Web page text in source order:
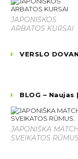
JAPONIŠKOS
ARBATOS KURSAI
VERSLO
BLOG – Naujas
JAPONIŠKA
SVEIKATOS